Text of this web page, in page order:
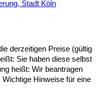
derzeitigen Preise (gültig
Sie haben diese selbst
heißt: Wir beantragen
Hinweise für eine